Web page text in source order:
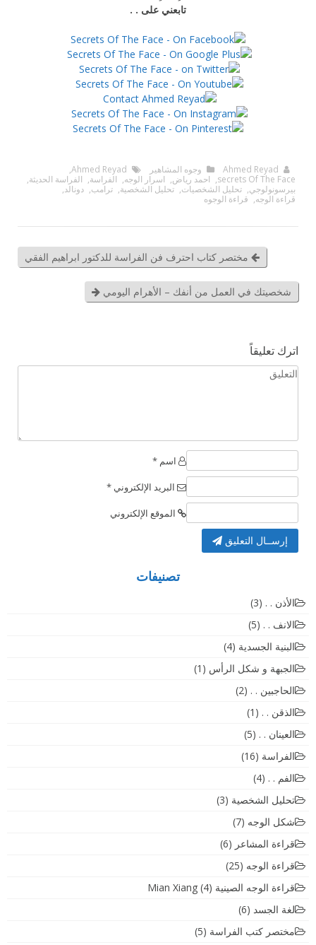
تابعني على . .
Ahmed Reyad وجوه المشاهير Ahmed Reyad
,
secrets Of The Face
, احمد رياض, اسرار الوجه, الفراسة, الفراسة الحديثة,
بيرسونولوجي, تحليل الشخصيات, تحليل الشخصية, ترامب, دونالد,
قراءة الوجه, قراءة الوجوه
مختصر كتاب احترف فن الفراسة للدكتور ابراهيم الفقي
شخصيتك في العمل من أنفك – الأهرام اليومي
اترك تعليقاً
اسم *
البريد الإلكتروني *
الموقع الإلكتروني
إرســال التعليق
تصنيفات
الأذن . . (3)
الانف . . (5)
البنية الجسدية (4)
الجبهة و شكل الرأس (1)
الحاجبين . . (2)
الذقن . . (1)
العينان . . (5)
الفراسة (16)
الفم . . (4)
تحليل الشخصية (3)
شكل الوجه (7)
قراءة المشاعر (6)
قراءة الوجه (25)
قراءة الوجه الصينية Mian Xiang (4)
لغة الجسد (6)
مختصر كتب الفراسة (5)